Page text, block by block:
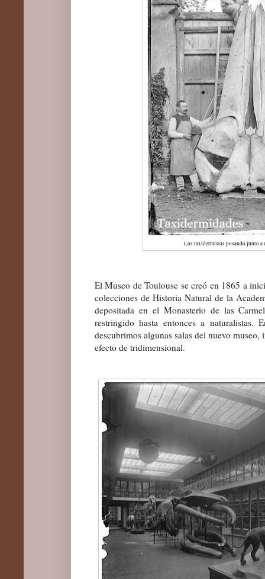
Los taxidermistas posando junto a
El Museo de Toulouse se creó en 1865 a
colecciones de Historia Natural de la
depositada en el Monasterio de las
restringido hasta entonces a naturalistas.
descubrimos algunas salas del nuevo museo,
efecto de tridimensional.